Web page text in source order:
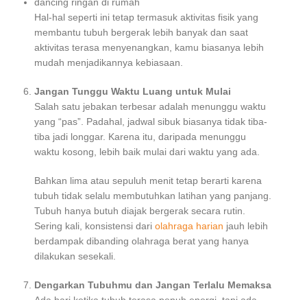
Hal-hal seperti ini tetap termasuk aktivitas fisik yang
membantu tubuh bergerak lebih banyak dan saat
aktivitas terasa menyenangkan, kamu biasanya lebih
mudah menjadikannya kebiasaan.
Jangan Tunggu Waktu Luang untuk Mulai
Salah satu jebakan terbesar adalah menunggu waktu
yang “pas”. Padahal, jadwal sibuk biasanya tidak tiba-
tiba jadi longgar. Karena itu, daripada menunggu
waktu kosong, lebih baik mulai dari waktu yang ada.
Bahkan lima atau sepuluh menit tetap berarti karena
tubuh tidak selalu membutuhkan latihan yang panjang.
Tubuh hanya butuh diajak bergerak secara rutin.
Sering kali, konsistensi dari olahraga harian jauh lebih
berdampak dibanding olahraga berat yang hanya
dilakukan sesekali.
Dengarkan Tubuhmu dan Jangan Terlalu Memaksa